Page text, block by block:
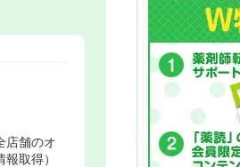
店舗のオ
取得）